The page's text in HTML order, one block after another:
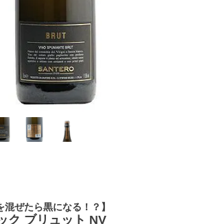
混ぜたら黒になる！？】
ク ブリュット NV